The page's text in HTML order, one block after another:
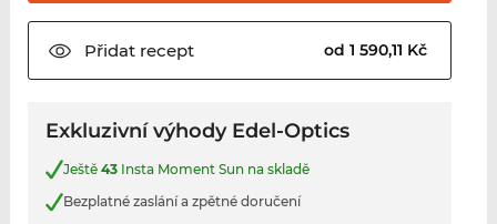
Přidatrecept od 1 590,11 Kč
Exkluzivní výhody Edel-Optics
Ještě 43Insta Moment Sun na skladě
Bezplatné zaslání a zpětné doručení